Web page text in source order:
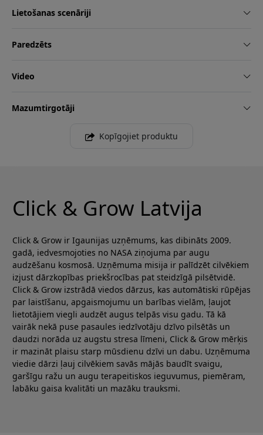
Lietošanas scenāriji
Paredzēts
Video
Mazumtirgotāji
Kopīgojiet produktu
Click & Grow Latvija
Click & Grow ir Igaunijas uzņēmums, kas dibināts 2009.
gadā, iedvesmojoties no NASA ziņojuma par augu
audzēšanu kosmosā. Uzņēmuma misija ir palīdzēt cilvēkiem
izjust dārzkopības priekšrocības pat steidzīgā pilsētvidē.
Click & Grow izstrādā viedos dārzus, kas automātiski rūpējas
par laistīšanu, apgaismojumu un barības vielām, ļaujot
lietotājiem viegli audzēt augus telpās visu gadu. Tā kā
vairāk nekā puse pasaules iedzīvotāju dzīvo pilsētās un
daudzi norāda uz augstu stresa līmeni, Click & Grow mērķis
ir mazināt plaisu starp mūsdienu dzīvi un dabu. Uzņēmuma
viedie dārzi ļauj cilvēkiem savās mājās baudīt svaigu,
garšīgu ražu un augu terapeitiskos ieguvumus, piemēram,
labāku gaisa kvalitāti un mazāku trauksmi.